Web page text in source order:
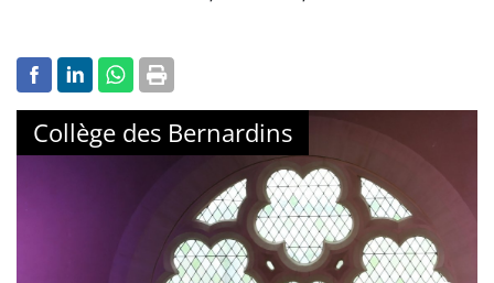
Collège des Bernardins